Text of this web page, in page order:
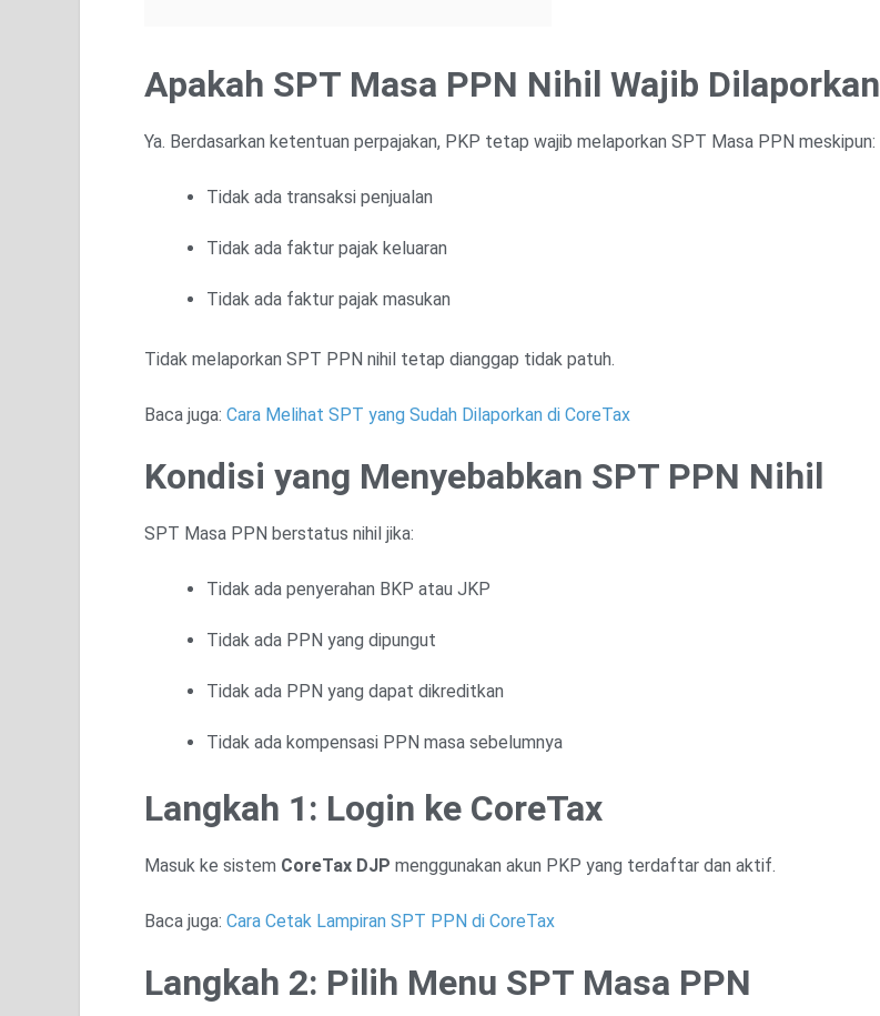
Apakah SPT Masa PPN Nihil Wajib Dilaporkan
Ya. Berdasarkan ketentuan perpajakan, PKP tetap wajib melaporkan SPT Masa PPN meskipun:
Tidak ada transaksi penjualan
Tidak ada faktur pajak keluaran
Tidak ada faktur pajak masukan
Tidak melaporkan SPT PPN nihil tetap dianggap tidak patuh.
Baca juga: Cara Melihat SPT yang Sudah Dilaporkan di CoreTax
Kondisi yang Menyebabkan SPT PPN Nihil
SPT Masa PPN berstatus nihil jika:
Tidak ada penyerahan BKP atau JKP
Tidak ada PPN yang dipungut
Tidak ada PPN yang dapat dikreditkan
Tidak ada kompensasi PPN masa sebelumnya
Langkah 1: Login ke CoreTax
Masuk ke sistem CoreTax DJP menggunakan akun PKP yang terdaftar dan aktif.
Baca juga: Cara Cetak Lampiran SPT PPN di CoreTax
Langkah 2: Pilih Menu SPT Masa PPN